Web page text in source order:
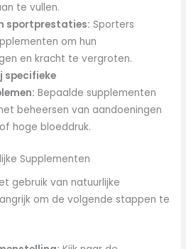
te vullen.
sportprestaties: Sporters
om hun
en kracht te vergroten.
specifieke
Bepaalde supplementen
beheersen van aandoeningen
hoge bloeddruk.
Supplementen
gebruik van natuurlijke
om de volgende stappen te